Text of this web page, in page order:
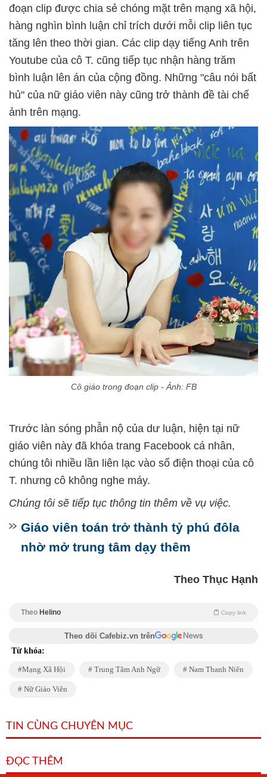
đoạn clip được chia sẻ chóng mặt trên mạng xã hội,
hàng nghìn bình luận chỉ trích dưới mỗi clip liên tục
tăng lên theo thời gian. Các clip dạy tiếng Anh trên
Youtube của cô T. cũng tiếp tục nhận hàng trăm
bình luận lên án của cộng đồng. Những "câu nói bất
hủ" của nữ giáo viên này cũng trở thành đề tài chế
ảnh trên mạng.
Cô giáo trong đoạn clip - Ảnh: FB
Trước làn sóng phẫn nộ của dư luận, hiện tại nữ
giáo viên này đã khóa trang Facebook cá nhân,
chúng tôi nhiều lần liên lạc vào số điện thoại của cô
T. nhưng cô không nghe máy.
Chúng tôi sẽ tiếp tục thông tin thêm về vụ việc.
Giáo viên toán trở thành tỷ phú đôla
nhờ mở trung tâm dạy thêm
Theo Thục Hạnh
Theo Helino Copy link
Theo dõi Cafebiz.vn trên
Từ khóa:
Mạng Xã Hội Trung Tâm Anh Ngữ Nam Thanh Niên
Nữ Giáo Viên
TIN CÙNG CHUYÊN MỤC
ĐỌC THÊM